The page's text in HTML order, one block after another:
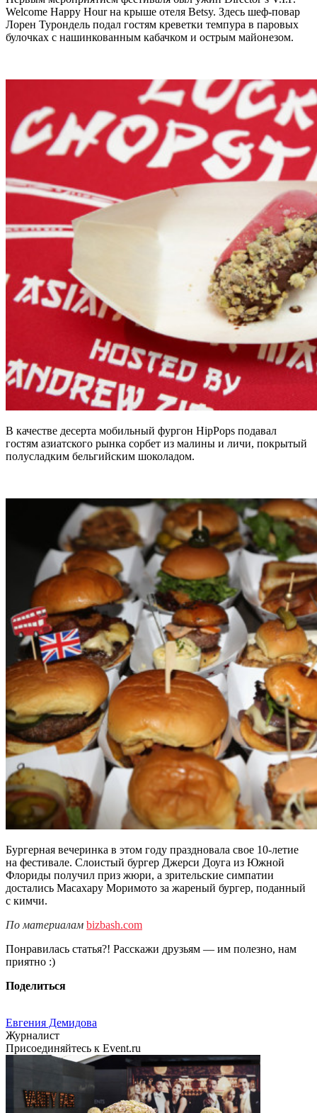
Welcome Happy Hour на крыше отеля Betsy. Здесь шеф-повар
Лорен Турондель подал гостям креветки темпура в паровых
булочках с нашинкованным кабачком и острым майонезом.
В качестве десерта мобильный фургон HipPops подавал
гостям азиатского рынка сорбет из малины и личи, покрытый
полусладким бельгийским шоколадом.
Бургерная вечеринка в этом году праздновала свое 10-летие
на фестивале. Слоистый бургер Джерси Доуга из Южной
Флориды получил приз жюри, а зрительские симпатии
достались Масахару Моримото за жареный бургер, поданный
с кимчи.
По материалам bizbash.com
Понравилась статья?! Расскажи друзьям — им полезно, нам
приятно :)
Поделиться
Евгения Демидова
Журналист
Присоединяйтесь к Event.ru